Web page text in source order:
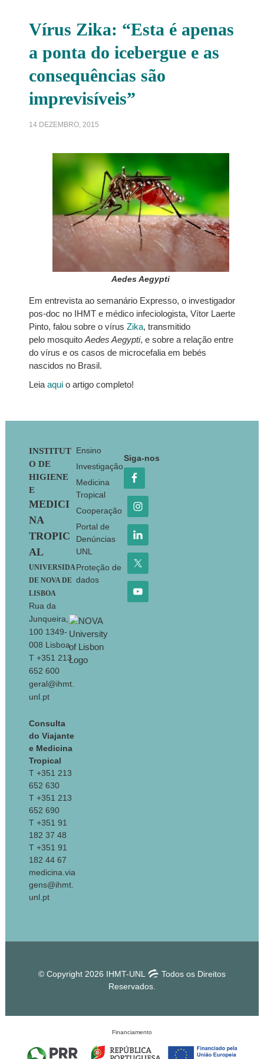
Vírus Zika: “Esta é apenas
a ponta do icebergue e as
consequências são
imprevisíveis”
14 DEZEMBRO, 2015
Aedes Aegypti
Em entrevista ao semanário Expresso, o investigador
pos-doc no IHMT e médico infeciologista, Vítor Laerte
Pinto, falou sobre o vírus Zika, transmitido
pelo mosquito Aedes Aegypti, e sobre a relação entre
do vírus e os casos de microcefalia em bebés
nascidos no Brasil.
Leia aquio artigo completo!
Footer
INSTITUT
O DE
HIGIENE
E
MEDICI
NA
TROPIC
AL
UNIVERSIDA
DE NOVA DE
LISBOA
Rua da
Junqueira,
100 1349-
008 Lisboa
T +351 213
652 600
geral@ihmt.
unl.pt
Consulta
do Viajante
e Medicina
Tropical
T +351 213
652 630
T +351 213
652 690
T +351 91
182 37 48
T +351 91
182 44 67
medicina.via
gens@ihmt.
unl.pt
Ensino
Investigação
Medicina
Tropical
Cooperação
Portal de
Denúncias
UNL
Proteção de
dados
Siga-nos
© Copyright 2026 IHMT-UNL
Todos os Direitos
Reservados.
Financiamento